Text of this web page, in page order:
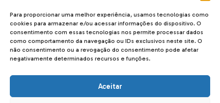
Para proporcionar uma melhor experiência, usamos tecnologias como
cookies para armazenar e/ou acessar informações do dispositivo. O
consentimento com essas tecnologias nos permite processar dados
como comportamento da navegação ou IDs exclusivos neste site. O
não consentimento ou a revogação do consentimento pode afetar
negativamente determinados recursos e funções.
Aceitar
SEGURANÇA
SSL Seguro Safe